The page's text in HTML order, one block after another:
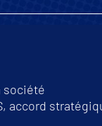
société
accord